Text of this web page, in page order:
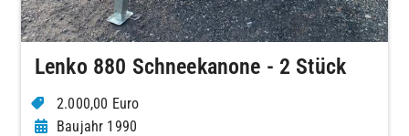
Lenko 880 Schneekanone - 2 Stück
2.000,00 Euro
Baujahr 1990